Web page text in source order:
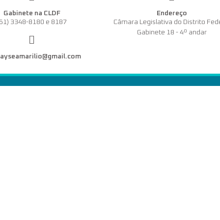
Gabinete na CLDF
3348-8180 e 8187
Endereço
Câmara Legislativa do Distrito
Gabinete 18 - 4º andar